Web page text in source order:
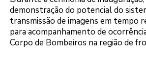
demonstração do potencial do
transmissão de imagens em tempo
para acompanhamento de
Corpo de Bombeiros na região de